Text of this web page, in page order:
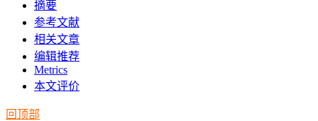
摘要
参考文献
相关文章
编辑推荐
Metrics
本文评价
回顶部